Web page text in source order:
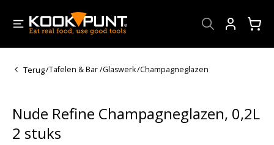
Terug/Tafelen & Bar/Glaswerk/Champagneglazen
Nude Refine Champagneglazen, 0,2L
2 stuks